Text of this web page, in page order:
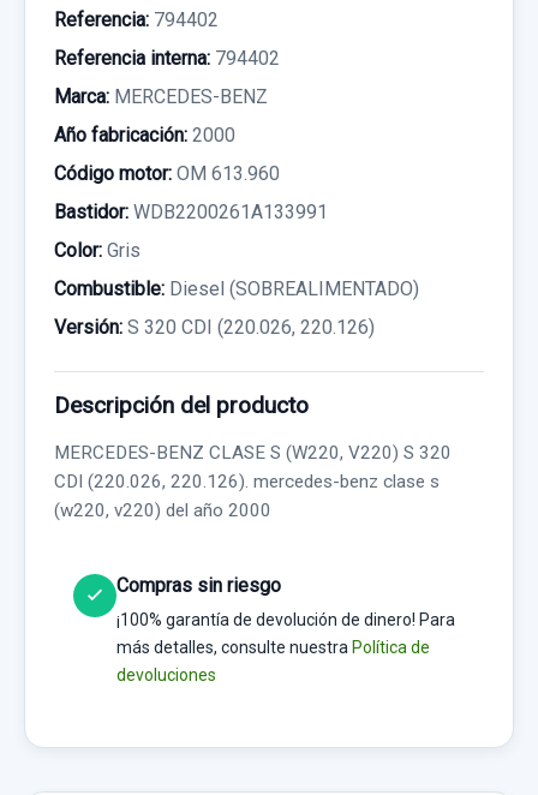
Referencia: 794402
Referencia interna: 794402
Marca: MERCEDES-BENZ
Año fabricación: 2000
Código motor: OM 613.960
Bastidor: WDB2200261A133991
Color: Gris
Combustible: Diesel (SOBREALIMENTADO)
Versión: S 320 CDI (220.026, 220.126)
Descripción del producto
MERCEDES-BENZ CLASE S (W220, V220) S 320
CDI (220.026, 220.126). mercedes-benz clase s
(w220, v220) del año 2000
Compras sin riesgo
¡100% garantía de devolución de dinero! Para
más detalles, consulte nuestra Política de
devoluciones